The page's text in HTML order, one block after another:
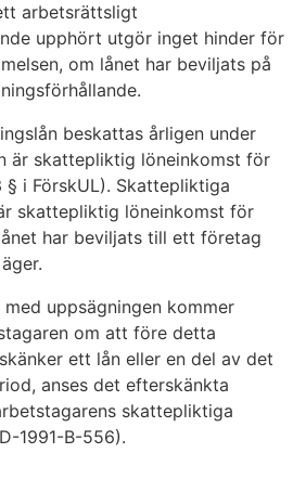
arbetsrättsligt
upphört utgör inget hinder för
om lånet har beviljats på
beskattas årligen under
är skattepliktig löneinkomst för
§ i FörskUL). Skattepliktiga
skattepliktig löneinkomst för
har beviljats till ett företag
med uppsägningen kommer
om att före detta
ett lån eller en del av det
anses det efterskänkta
skattepliktiga
1991-B-556).